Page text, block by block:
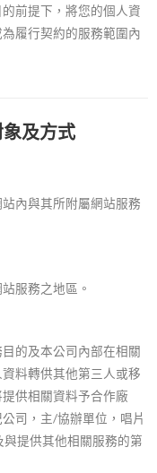
前提下，將您的個人資
履行契約的服務範圍內
及方式
內與其所附屬網站服務
服務之地區。
的及本公司內部在相關
料轉供其他第三人或移
供相關資料予合作廠
司，主/協辦單位，唱片
與提供其他相關服務的第